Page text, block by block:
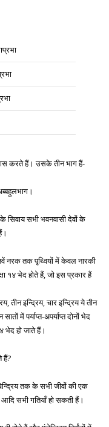
करते हैं।उसके तीन भाग हैं-
सिवाय सभी भवनवासी देवों के
नरक तक पृथ्वियों में केवल नारकी
१४ भेद होते हैं, जो इस प्रकार हैं
तीन इन्द्रिय, चार इन्द्रिय ये तीन
में पर्याप्त-अपर्याप्त दोनों भेद
भेद हो जाते हैं।
हैं?
तक के सभी जीवों की एक
आदि सभी गतियाँ हो सकती हैं।